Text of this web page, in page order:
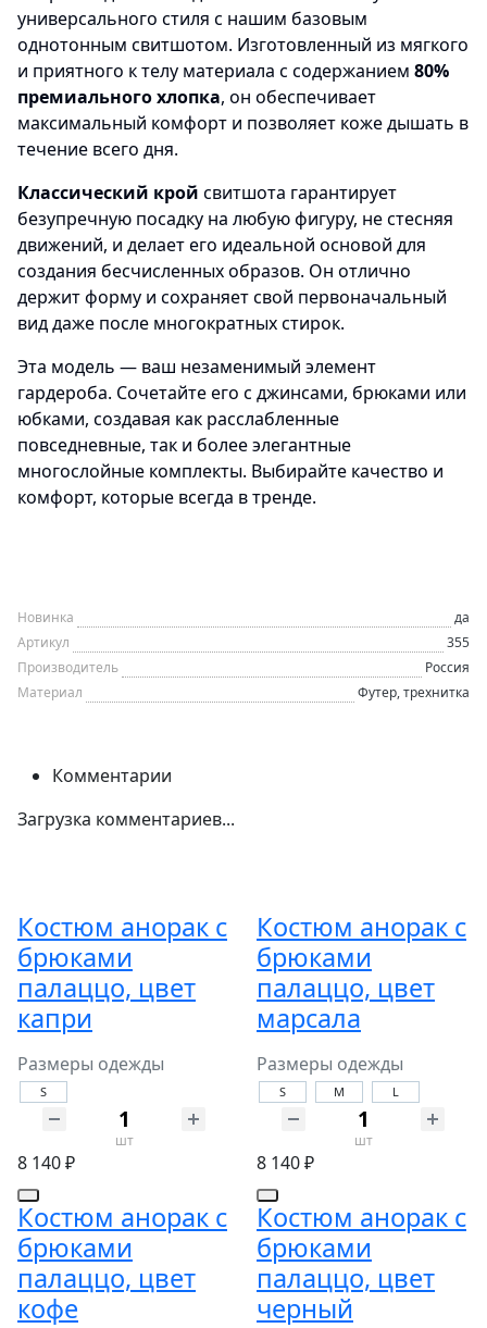
универсального стиля с нашим базовым
однотонным свитшотом. Изготовленный из мягкого
и приятного к телу материала с содержанием 80%
премиального хлопка, он обеспечивает
максимальный комфорт и позволяет коже дышать в
течение всего дня.
Классический крой свитшота гарантирует
безупречную посадку на любую фигуру, не стесняя
движений, и делает его идеальной основой для
создания бесчисленных образов. Он отлично
держит форму и сохраняет свой первоначальный
вид даже после многократных стирок.
Эта модель — ваш незаменимый элемент
гардероба. Сочетайте его с джинсами, брюками или
юбками, создавая как расслабленные
повседневные, так и более элегантные
многослойные комплекты. Выбирайте качество и
комфорт, которые всегда в тренде.
Новинка
да
Артикул
355
Производитель
Россия
Материал
Футер, трехнитка
Комментарии
Загрузка комментариев...
Костюм анорак с
брюками
палаццо, цвет
капри
Размеры одежды
S
шт
8 140 ₽
Костюм анорак с
брюками
палаццо, цвет
марсала
Размеры одежды
S M L
шт
8 140 ₽
Костюм анорак с
брюками
палаццо, цвет
кофе
Костюм анорак с
брюками
палаццо, цвет
черный